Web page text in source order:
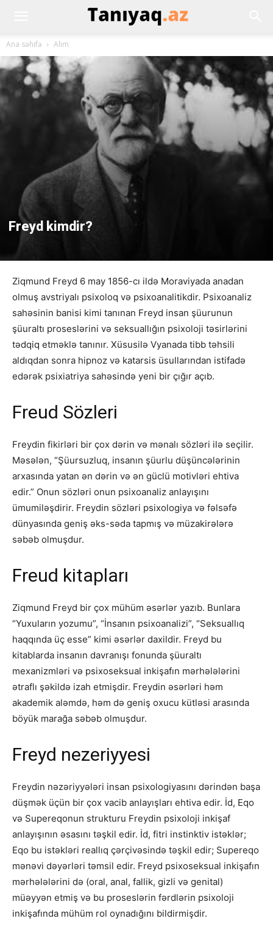
Ana səhifə Alim
Freyd kimdir?
Ziqmund Freyd 6 may 1856-cı ildə Moraviyada anadan
olmuş avstriyalı psixoloq və psixoanalitikdir. Psixoanaliz
sahəsinin banisi kimi tanınan Freyd insan şüurunun
şüuraltı proseslərini və seksuallığın psixoloji təsirlərini
tədqiq etməklə tanınır. Xüsusilə Vyanada tibb təhsili
aldıqdan sonra hipnoz və katarsis üsullarından istifadə
edərək psixiatriya sahəsində yeni bir çığır açıb.
Freud Sözleri
Freydin fikirləri bir çox dərin və mənalı sözləri ilə seçilir.
Məsələn, “Şüursuzluq, insanın şüurlu düşüncələrinin
arxasında yatan ən dərin və ən güclü motivləri ehtiva
edir.” Onun sözləri onun psixoanaliz anlayışını
ümumiləşdirir. Freydin sözləri psixologiya və fəlsəfə
dünyasında geniş əks-səda tapmış və müzakirələrə
səbəb olmuşdur.
Freud kitapları
Ziqmund Freyd bir çox mühüm əsərlər yazıb. Bunlara
“Yuxuların yozumu”, “İnsanın psixoanalizi”, “Seksuallıq
haqqında üç esse” kimi əsərlər daxildir. Freyd bu
kitablarda insanın davranışı fonunda şüuraltı
mexanizmləri və psixoseksual inkişafın mərhələlərini
ətraflı şəkildə izah etmişdir. Freydin əsərləri həm
akademik aləmdə, həm də geniş oxucu kütləsi arasında
böyük marağa səbəb olmuşdur.
Freyd nezeriyyesi
Freydin nəzəriyyələri insan psixologiyasını dərindən başa
düşmək üçün bir çox vacib anlayışları ehtiva edir. İd, Eqo
və Supereqonun strukturu Freydin psixoloji inkişaf
anlayışının əsasını təşkil edir. İd, fitri instinktiv istəklər;
Eqo bu istəkləri reallıq çərçivəsində təşkil edir; Supereqo
mənəvi dəyərləri təmsil edir. Freyd psixoseksual inkişafın
mərhələlərini də (oral, anal, fallik, gizli və genital)
müəyyən etmiş və bu proseslərin fərdlərin psixoloji
inkişafında mühüm rol oynadığını bildirmişdir.